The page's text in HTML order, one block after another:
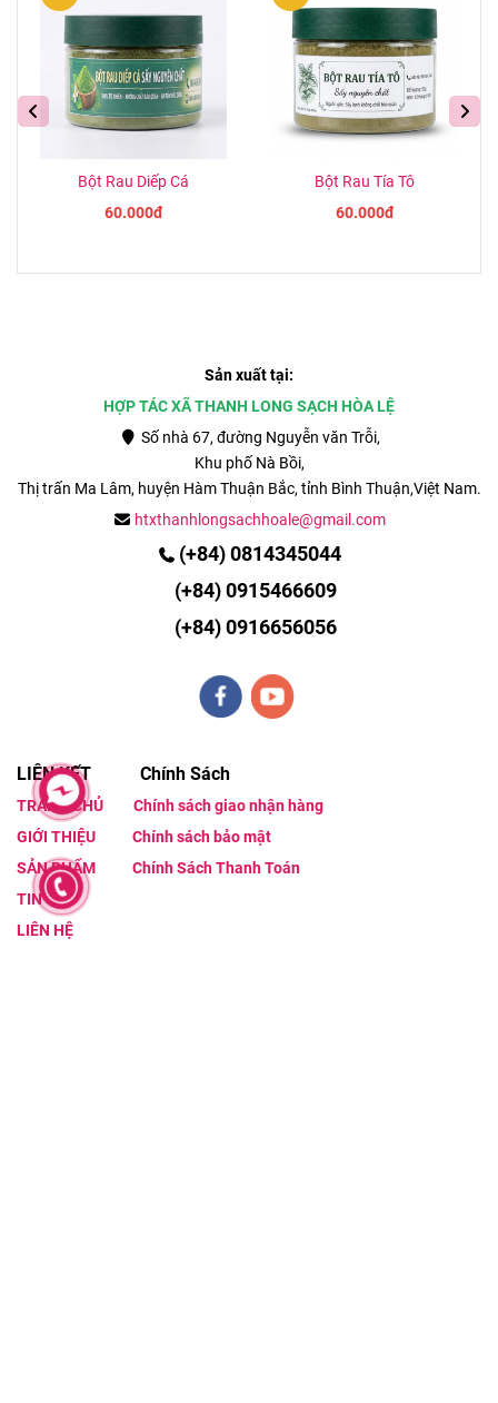
Bột Rau Diếp Cá
60.000đ
Bột Rau Tía Tô
60.000đ
Sản xuất tại:
HỢP TÁC XÃ THANH LONG SẠCH HÒA LỆ
Số nhà 67, đường Nguyễn văn Trỗi,
Khu phố Nà Bồi,
Thị trấn Ma Lâm, huyện Hàm Thuận Bắc, tỉnh Bình Thuận,Việt Nam.
htxthanhlongsachhoale@gmail.com
(+84) 0814345044
(+84)0915466609
(+84)0916656056
LIÊN KẾT Chính Sách
TRANG CHỦ
Chính sách giao nhận hàng
GIỚI THIỆU
Chính sách bảo mật
SẢN PHẨM
Chính Sách Thanh Toán
TIN TỨC
LIÊN HỆ